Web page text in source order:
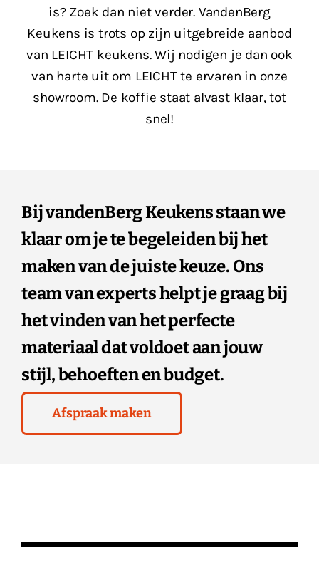
is? Zoek dan niet verder. VandenBerg
Keukens is trots op zijn uitgebreide aanbod
van LEICHT keukens. Wij nodigen je dan ook
van harte uit om LEICHT te ervaren in onze
showroom. De koffie staat alvast klaar, tot
snel!
Bij vandenBerg Keukens staan we
klaar om je te begeleiden bij het
maken van de juiste keuze. Ons
team van experts helpt je graag bij
het vinden van het perfecte
materiaal dat voldoet aan jouw
stijl, behoeften en budget.
Afspraak maken